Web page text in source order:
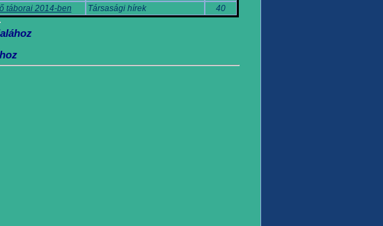
táborai 2014-ben Társasági hírek 40